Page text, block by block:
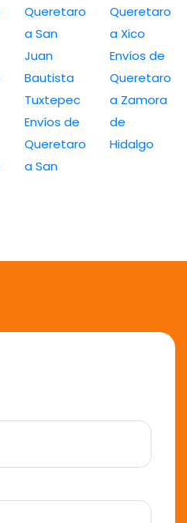
Queretaro
a San
Juan
Bautista
Tuxtepec
Envíos de
Queretaro
a San
Queretaro
a Xico
Envíos de
Queretaro
a Zamora
de
Hidalgo